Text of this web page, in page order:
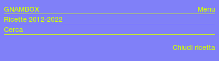
GNAMBOX
Menu
Ricette 2012-2022
Chiudi ricetta